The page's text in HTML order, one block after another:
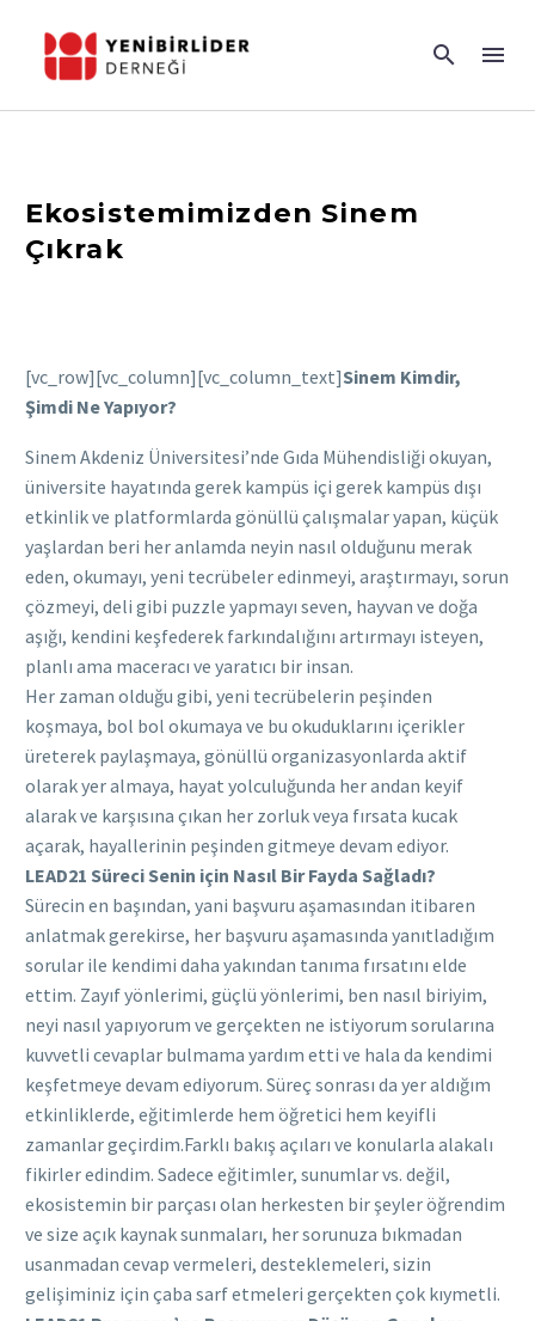
Ekosistemimizden Sinem
Çıkrak
[vc_row][vc_column][vc_column_text]Sinem Kimdir,
Şimdi Ne Yapıyor?
Sinem Akdeniz Üniversitesi’nde Gıda Mühendisliği okuyan,
üniversite hayatında gerek kampüs içi gerek kampüs dışı
etkinlik ve platformlarda gönüllü çalışmalar yapan, küçük
yaşlardan beri her anlamda neyin nasıl olduğunu merak
eden, okumayı, yeni tecrübeler edinmeyi, araştırmayı, sorun
çözmeyi, deli gibi puzzle yapmayı seven, hayvan ve doğa
aşığı, kendini keşfederek farkındalığını artırmayı isteyen,
planlı ama maceracı ve yaratıcı bir insan.
Her zaman olduğu gibi, yeni tecrübelerin peşinden
koşmaya, bol bol okumaya ve bu okuduklarını içerikler
üreterek paylaşmaya, gönüllü organizasyonlarda aktif
olarak yer almaya, hayat yolculuğunda her andan keyif
alarak ve karşısına çıkan her zorluk veya fırsata kucak
açarak, hayallerinin peşinden gitmeye devam ediyor.
LEAD21 Süreci Senin için Nasıl Bir Fayda Sağladı?
Sürecin en başından, yani başvuru aşamasından itibaren
anlatmak gerekirse, her başvuru aşamasında yanıtladığım
sorular ile kendimi daha yakından tanıma fırsatını elde
ettim. Zayıf yönlerimi, güçlü yönlerimi, ben nasıl biriyim,
neyi nasıl yapıyorum ve gerçekten ne istiyorum sorularına
kuvvetli cevaplar bulmama yardım etti ve hala da kendimi
keşfetmeye devam ediyorum. Süreç sonrası da yer aldığım
etkinliklerde, eğitimlerde hem öğretici hem keyifli
zamanlar geçirdim.Farklı bakış açıları ve konularla alakalı
fikirler edindim. Sadece eğitimler, sunumlar vs. değil,
ekosistemin bir parçası olan herkesten bir şeyler öğrendim
ve size açık kaynak sunmaları, her sorunuza bıkmadan
usanmadan cevap vermeleri, desteklemeleri, sizin
gelişiminiz için çaba sarf etmeleri gerçekten çok kıymetli.